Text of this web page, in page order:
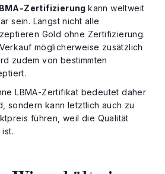
Zertifizierungkann weltweit
sein. Längst nicht alle
Gold ohne Zertifizierung.
möglicherweise zusätzlich
zudem von bestimmten
LBMA-Zertifikat bedeutet daher
sondern kann letztlich auch zu
führen, weil die Qualität